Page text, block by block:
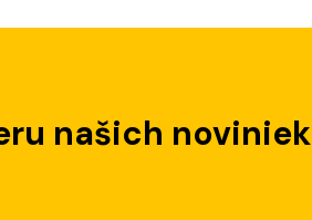
našich noviniek